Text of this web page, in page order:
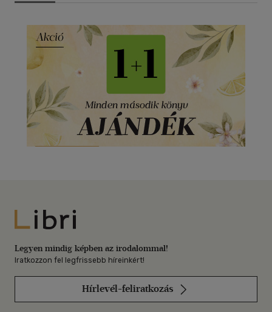
Libri
Legyen mindig képben az irodalommal!
Iratkozzon fel legfrissebb híreinkért!
Hírlevél-feliratkozás